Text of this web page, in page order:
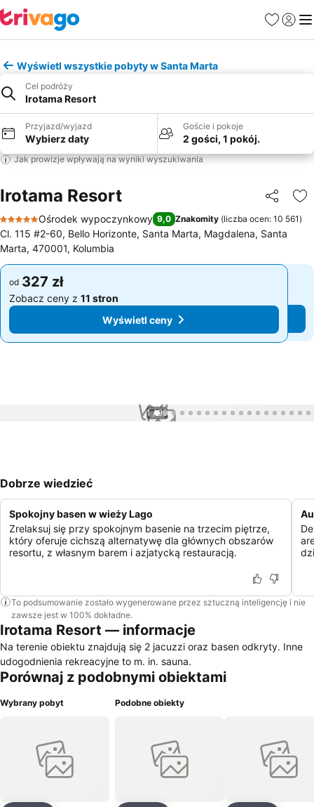
Ulubione
Wyświetl wszystkie pobyty w Santa Marta
Cel podróży
Irotama Resort
Przyjazd/wyjazd
Wybierz daty
Goście i pokoje
2 gości, 1 pokój.
Jak prowizje wpływają na wyniki wyszukiwania
Irotama Resort
5 Kategoria
Ośrodek wypoczynkowy 9,0 Znakomity (liczba ocen: 10 561)
Cl. 115 #2-60, Bello Horizonte, Santa Marta, Magdalena, Santa
Marta, 470001, Kolumbia
od 327 zł
Zobacz ceny z 11 stron
Wyświetl ceny
od 327 zł
Zobacz ceny z 11 stron
Wyświetl ceny
1 / 99
Dobrze wiedzieć
Spokojny basen w wieży Lago
Zrelaksuj się przy spokojnym basenie na trzecim piętrze,
który oferuje cichszą alternatywę dla głównych obszarów
resortu, z własnym barem i azjatycką restauracją.
To podsumowanie zostało wygenerowane przez sztuczną inteligencję i nie
zawsze jest w 100% dokładne.
Irotama Resort — informacje
Na terenie obiektu znajdują się 2 jacuzzi oraz basen odkryty. Inne
udogodnienia rekreacyjne to m. in. sauna.
Porównaj z podobnymi obiektami
Wybrany pobyt Podobne obiekty